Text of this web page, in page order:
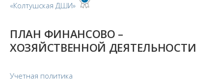
«Колтушская ДШИ»
ПЛАН ФИНАНСОВО –
ХОЗЯЙСТВЕННОЙ ДЕЯТЕЛЬНОСТИ
Учетная политика